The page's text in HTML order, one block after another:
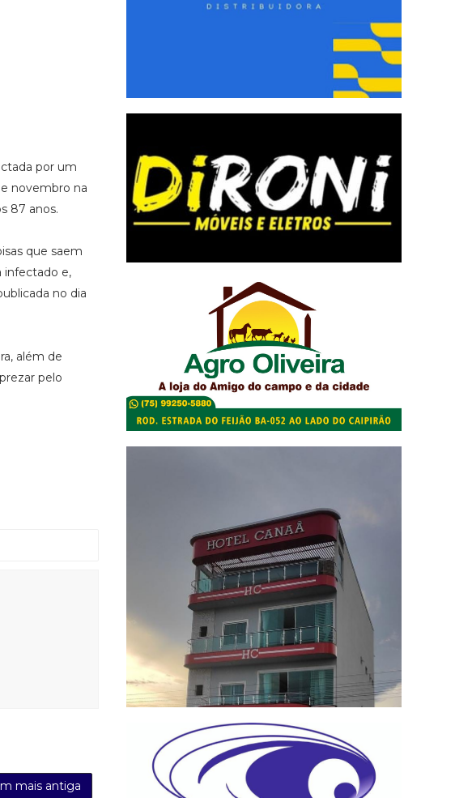
por um
novembro na
87 anos.
que saem
infectado e,
no dia
além de
pelo
mais antiga